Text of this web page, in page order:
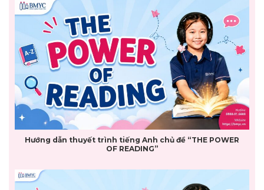
Hướng dẫn thuyết trình tiếng Anh chủ đề “THE POWER
OF READING”